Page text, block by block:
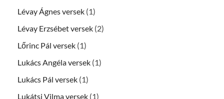
Lévay Ágnes versek (1)
Lévay Erzsébet versek (2)
Lőrinc Pál versek (1)
Lukács Angéla versek (1)
Lukács Pál versek (1)
Lukátsi Vilma versek (1)